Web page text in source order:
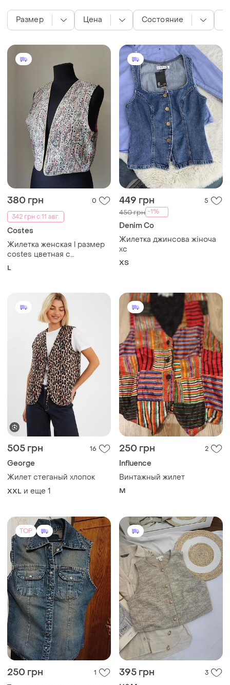
380 грн
0
342 грн с 11 авг.
Costes
Жилетка женская l размер
costes цветная с
люрексовой нитью
L
449 грн 5
450 грн -1%
Denim Co
Жилетка джинсова жіноча
хс
ХS
505 грн 16
George
Жилет стеганый хлопок
XXL и еще 1
250 грн 2
Influence
Винтажный жилет
M
TOP
250 грн 1 395 грн 3
Размер Цена Состояние